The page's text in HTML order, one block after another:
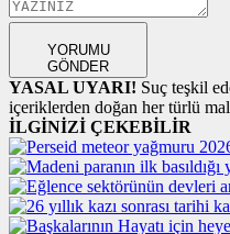
YORUMU
GÖNDER
YASAL UYARI! Suç teşkil
içeriklerden doğan her türlü
İLGİNİZİ ÇEKEBİLİR